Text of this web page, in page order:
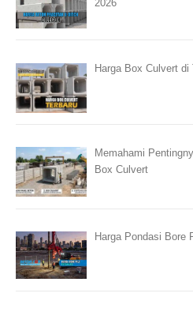
2026
Harga Box Culvert di
Memahami
Box Culvert
Harga Pondasi Bore